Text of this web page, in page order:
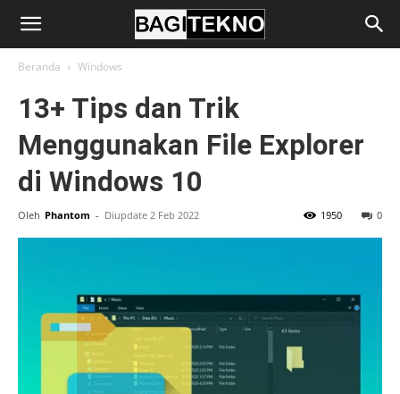
BagiTekno
Beranda Windows
13+ Tips dan Trik
Menggunakan File Explorer
di Windows 10
Oleh Phantom - Diupdate 2 Feb 2022 0
1950